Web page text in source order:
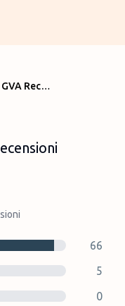
Techno Park GVA Recensioni
66
5
0